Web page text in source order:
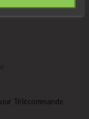
Télécommande